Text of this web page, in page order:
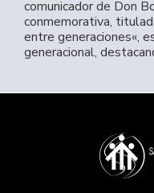
comunicador de Don
conmemorativa,
entre generaciones«,
generacional,